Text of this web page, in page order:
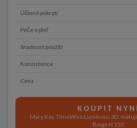
Účinné pokrytí
Péče o pleť
Snadnost použití
Konzistence
Cena
KOUPIT
Mary Kay, TimeWise Luminous 3D,
Beige N 150